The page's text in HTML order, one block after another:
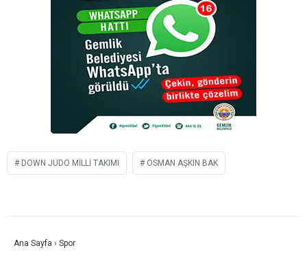
DOWN JUDO MILLI TAKIMI OSMAN AŞKIN BAK
Ana Sayfa › Spor